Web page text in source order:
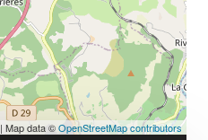
| Map data ©OpenStreetMap contributors